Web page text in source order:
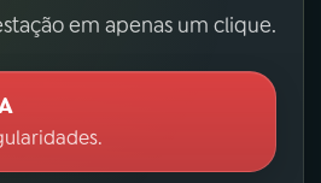
em apenas um clique.